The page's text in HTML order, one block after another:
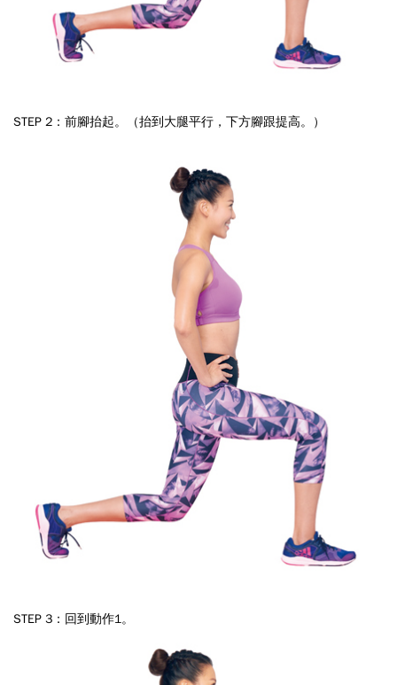
STEP 2：前腳抬起。（抬到大腿平行，下方腳跟提高。）
STEP 3：回到動作1。